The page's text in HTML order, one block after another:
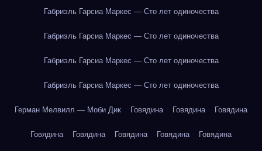
Габриэль Гарсиа Маркес — Сто лет одиночества
Габриэль Гарсиа Маркес — Сто лет одиночества
Габриэль Гарсиа Маркес — Сто лет одиночества
Габриэль Гарсиа Маркес — Сто лет одиночества
Герман Мелвилл — Моби Дик Говядина Говядина Говядина
Говядина Говядина Говядина Говядина Говядина